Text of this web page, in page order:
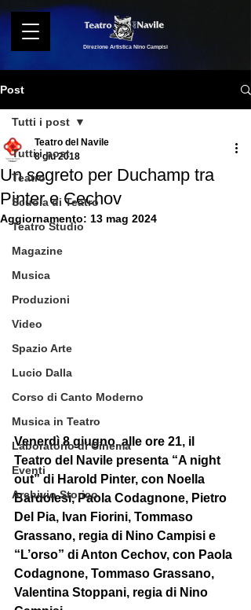
Direzione Artistica Nino Campisi
Post
Tutti i post
Teatro
Scuola di Teatro
Teatro Studio
Magazine
Musica
Produzioni
Video
Spazio Arte
Lucio Dalla
Corso di Canto Moderno
Musica in Teatro
Laboratorio di Cinema
Eventi
Archivio Storico
Tutti i post
Un segreto per Duchamp tra
Pinter e Cechov
Teatro del Navile
8 giu 2018
Aggiornamento: 13 mag 2024
Venerdì 8 giugno, alle ore 21, il
Teatro del Navile presenta “A night
out” di Harold Pinter, con Noella
Bardolesi, Paola Codagnone, Pietro
Del Pia, Ivan Fiorini, Tommaso
Grassano, regia di Nino Campisi e
“L’orso” di Anton Cechov, con Paola
Codagnone, Tommaso Grassano,
Valentina Stoppani, regia di Nino